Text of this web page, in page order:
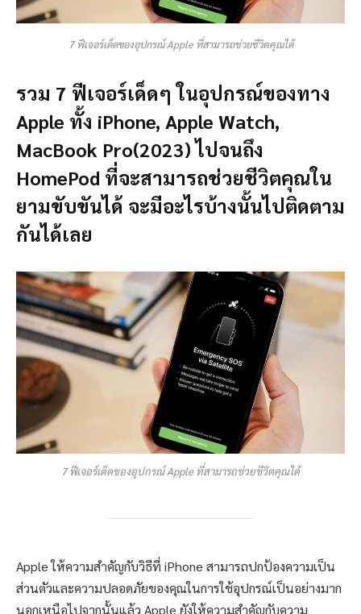
7 ฟีเจอร์เด็ดของอุปกรณ์ Apple ที่สามารถช่วยชีวิตคุณได้
รวม 7 ฟีเจอร์เด็ดๆ ในอุปกรณ์ของทาง
Apple ทั้ง iPhone, Apple Watch,
MacBook Pro(2023) ไปจนถึง
HomePod ที่จะสามารถช่วยชีวิตคุณใน
ยามขับขันได้ จะมีอะไรบ้างนั้นไปติดตาม
กันได้เลย
7 ฟีเจอร์เด็ดของอุปกรณ์ Apple ที่สามารถช่วยชีวิตคุณได้
Apple ให้ความสำคัญกับวิธีที่ iPhone สามารถปกป้องความเป็น
ส่วนตัวและความปลอดภัยของคุณในการใช้อุปกรณ์เป็นอย่างมาก
นอกเหนือไปจากนั้นแล้ว Apple ยังให้ความสำคัญกับความ